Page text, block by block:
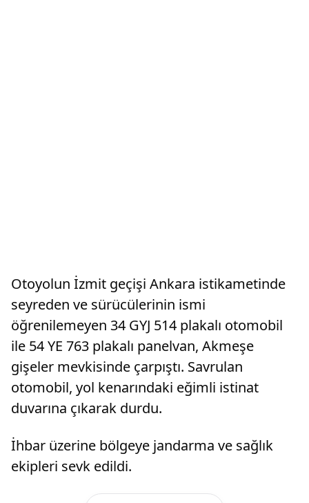
Otoyolun İzmit geçişi Ankara istikametinde
seyreden ve sürücülerinin ismi
öğrenilemeyen 34 GYJ 514 plakalı otomobil
ile 54 YE 763 plakalı panelvan, Akmeşe
gişeler mevkisinde çarpıştı. Savrulan
otomobil, yol kenarındaki eğimli istinat
duvarına çıkarak durdu.
İhbar üzerine bölgeye jandarma ve sağlık
ekipleri sevk edildi.